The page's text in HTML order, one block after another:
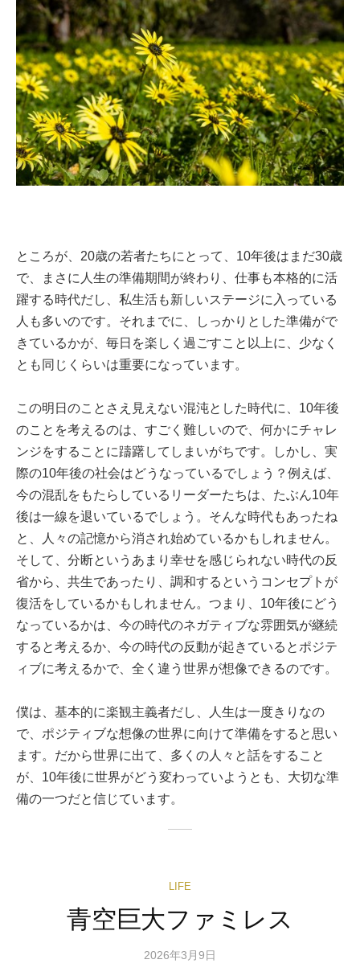
ところが、20歳の若者たちにとって、10年後はまだ30歳
で、まさに人生の準備期間が終わり、仕事も本格的に活
躍する時代だし、私生活も新しいステージに入っている
人も多いのです。それまでに、しっかりとした準備がで
きているかが、毎日を楽しく過ごすこと以上に、少なく
とも同じくらいは重要になっています。
この明日のことさえ見えない混沌とした時代に、10年後
のことを考えるのは、すごく難しいので、何かにチャレ
ンジをすることに躊躇してしまいがちです。しかし、実
際の10年後の社会はどうなっているでしょう？例えば、
今の混乱をもたらしているリーダーたちは、たぶん10年
後は一線を退いているでしょう。そんな時代もあったね
と、人々の記憶から消され始めているかもしれません。
そして、分断というあまり幸せを感じられない時代の反
省から、共生であったり、調和するというコンセプトが
復活をしているかもしれません。つまり、10年後にどう
なっているかは、今の時代のネガティブな雰囲気が継続
すると考えるか、今の時代の反動が起きているとポジテ
ィブに考えるかで、全く違う世界が想像できるのです。
僕は、基本的に楽観主義者だし、人生は一度きりなの
で、ポジティブな想像の世界に向けて準備をすると思い
ます。だから世界に出て、多くの人々と話をすること
が、10年後に世界がどう変わっていようとも、大切な準
備の一つだと信じています。
LIFE
青空巨大ファミレス
2026年3月9日